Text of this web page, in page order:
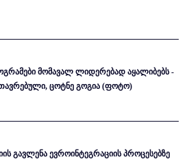
მომავალ ლიდერებად აყალიბებს -
ცოტნე გოგია (ფოტო)
გავლენა ევროინტეგრაციის პროცესებზე